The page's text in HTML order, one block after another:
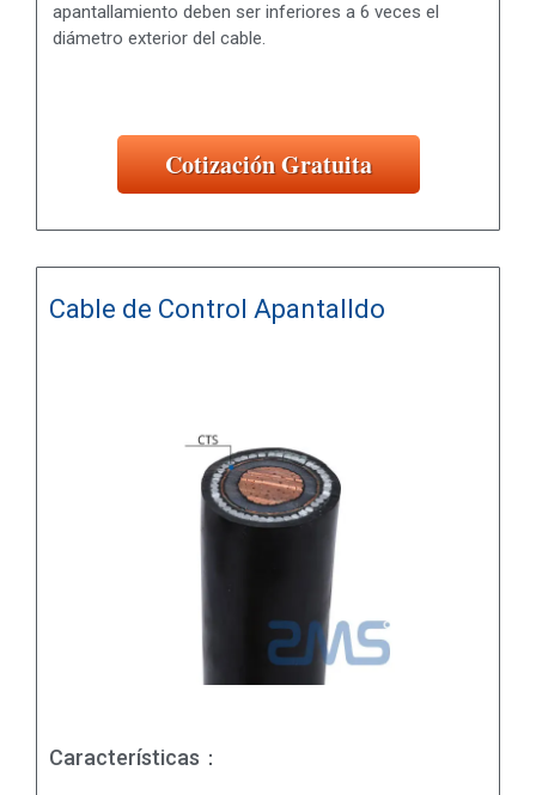
apantallamiento deben ser inferiores a 6 veces el
diámetro exterior del cable.
Cotización Gratuita
Cable de Control Apantalldo
Características：